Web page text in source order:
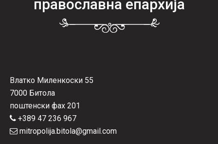
православна епархија
Влатко Миленкоски 55
7000 Битола
поштенски фах 201
+389 47 236 967
mitropolija.bitola@gmail.com